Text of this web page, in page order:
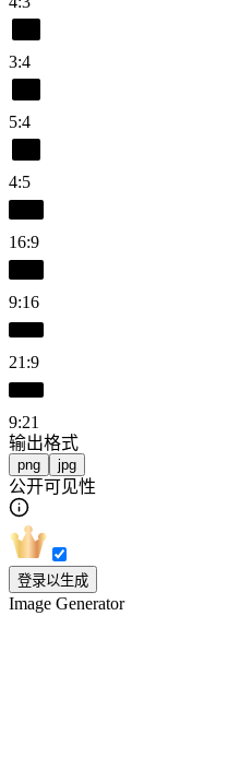
3:4
5:4
4:5
16:9
9:16
21:9
9:21
输出格式
png jpg
公开可见性
登录以生成
Image Generator